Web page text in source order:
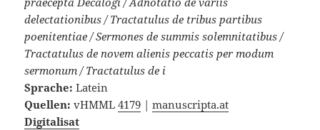
delectationibus / Tractatulus de tribus partibus
poenitentiae / Sermones de summis solemnitatibus /
Tractatulus de novem alienis peccatis per modum
sermonum / Tractatulus de i
Sprache:Latein
Quellen:vHMML4179 |manuscripta.at
Digitalisat